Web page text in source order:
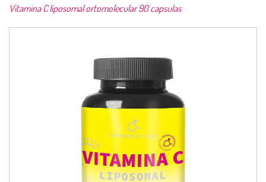
Vitamina C liposomal ortomolecular 90 capsulas